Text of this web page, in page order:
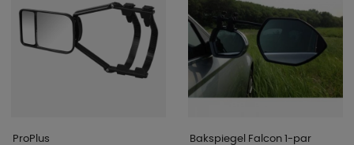
ProPlus
Bakspiegel Falcon 1-par